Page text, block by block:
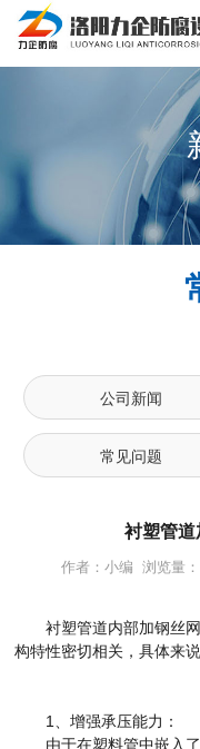
公司新闻
常见问题
衬塑管道
作者：小编 浏览量
衬塑管道内部加钢丝
构特性密切相关，具体来
1、增强承压能力：
由于在塑料管中嵌入